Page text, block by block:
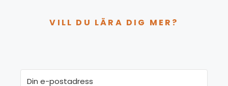
VILL DU LÄRA DIG MER?